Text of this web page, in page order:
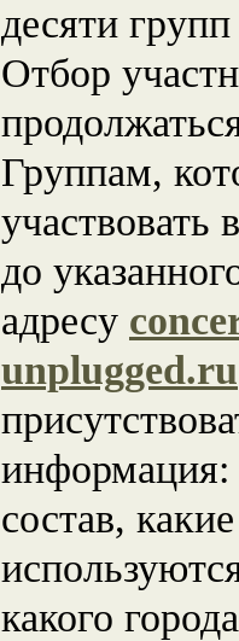
десяти
Отбор
Группам,
участвовать
до
адресу
unplugged.ru
информация:
состав,
какого